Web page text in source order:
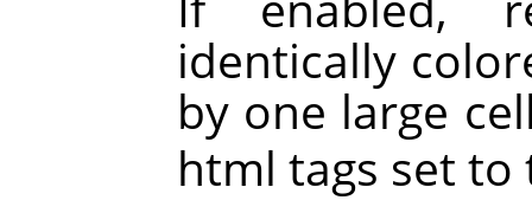
identically
by one large
html tags set to